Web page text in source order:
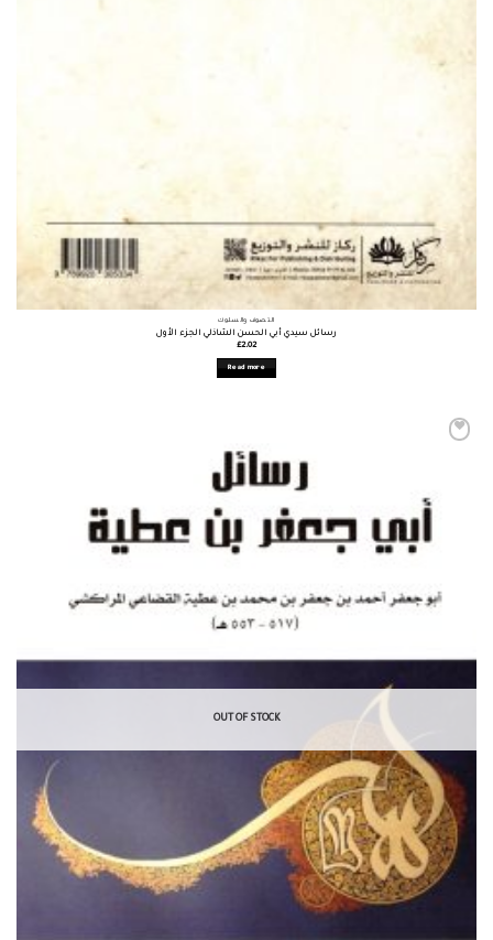
التصوف والسلوك
رسائل سيدي أبي الحسن الشاذلي الجزء الأول
£2.02
Read more
OUT OF STOCK